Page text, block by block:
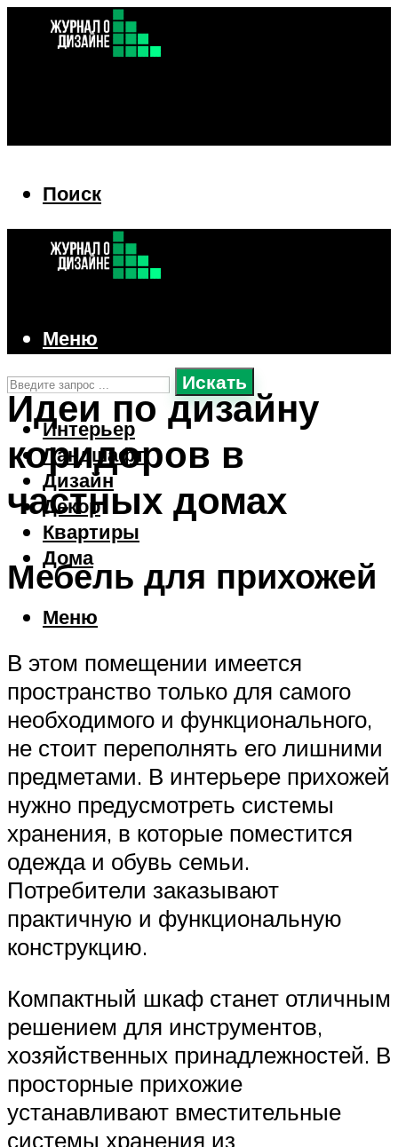
Поиск
Искать
Интерьер
Ландшафт
Дизайн
Декор
Квартиры
Дома
Меню
Меню
Идеи по дизайну
коридоров в
частных домах
Мебель для прихожей
В этом помещении имеется
пространство только для самого
необходимого и функционального,
не стоит переполнять его лишними
предметами. В интерьере прихожей
нужно предусмотреть системы
хранения, в которые поместится
одежда и обувь семьи.
Потребители заказывают
практичную и функциональную
конструкцию.
Компактный шкаф станет отличным
решением для инструментов,
хозяйственных принадлежностей. В
просторные прихожие
устанавливают вместительные
системы хранения из